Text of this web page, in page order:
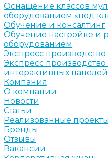
Оснащение классов
оборудованием «под
Обучение и консалтинг
Обучение настройке и
оборудованием
Экспресс производство
Экспресс производство
интерактивных панелей
Компания
О компании
Новости
Статьи
Реализованные проекты
Бренды
Отзывы
Вакансии